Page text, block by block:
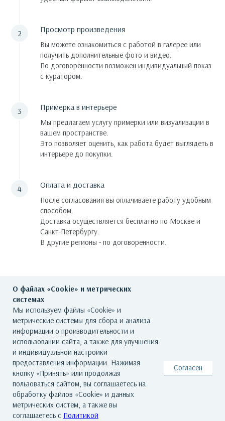
Просмотр произведения
Вы можете ознакомиться с работой в галерее или
получить дополнительные фото и видео.
По договорённости возможен индивидуальный показ
с куратором.
Примерка в интерьере
Мы предлагаем услугу примерки или визуализации в
вашем пространстве.
Это позволяет оценить, как работа будет выглядеть в
интерьере до покупки.
Оплата и доставка
После согласования вы оплачиваете работу удобным
способом.
Доставка осуществляется бесплатно по Москве и
Санкт-Петербургу.
В другие регионы - по договоренности.
ГЛАВНАЯ О ГАЛЕРЕЕ
КАТАЛОГ РАБОТ СОБЫТИЯ
© Все права защищены. Арт Баро - галерея современного искусства
По всем вопросам обращайтесь на почту: info@artbaro.ru
Политика конфиденциальности
О файлах «Cookie» и метрических
системах
Мы используем файлы «Cookie» и
метрические системы для сбора и анализа
информации о производительности и
использовании сайта, а также для улучшения
и индивидуальной настройки
предоставления информации. Нажимая
кнопку «Принять» или продолжая
пользоваться сайтом, вы соглашаетесь на
обработку файлов «Cookie» и данных
метрических систем, а также вы
соглашаетесь с Политикой
Согласен